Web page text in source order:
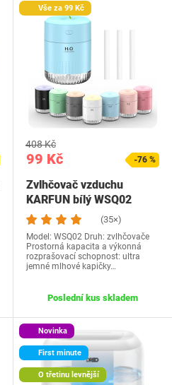
Vše za 99 Kč
99 Kč
408 Kč
-76 %
Zvlhčovač vzduchu
KARFUN bílý WSQ02
(35×)
Model: ‎WSQ02 Druh: zvlhčovače
Prostorná kapacita a výkonná
rozprašovací schopnost: ultra
jemné mlhové kapičky…
Poslední kus skladem
Novinka
First minute
O třetinu levnější